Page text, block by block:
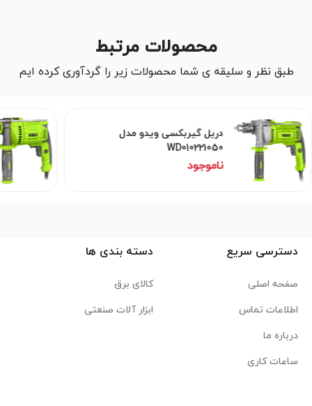
محصولات مرتبط
طبق نظر و سلیقه ی شما محصولات زیر را گردآوری کرده ایم
دریل گیربکسی ویدو مدل
WD010221050
ناموجود
دسترسی سریع
صفحه اصلی
اطلاعات تماس
درباره ما
ساعات کاری
دسته بندی ها
کالای برق
ابزار آلات صنعتی